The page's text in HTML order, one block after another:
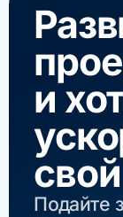
и
Подайте